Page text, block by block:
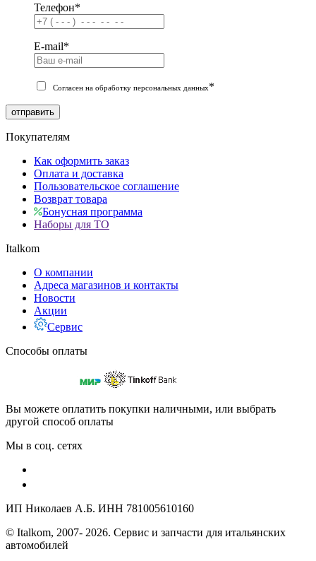
Телефон*
E-mail*
Согласен на обработку персональных данных*
отправить
Покупателям
Как оформить заказ
Оплата и доставка
Пользовательское соглашение
Возврат товара
Бонусная программа
Наборы для ТО
Italkom
О компании
Адреса магазинов и контакты
Новости
Акции
Сервис
Способы оплаты
Вы можете оплатить покупки наличными, или выбрать
другой способ оплаты
Мы в соц. сетях
ИП Николаев А.Б. ИНН 781005610160
© Italkom, 2007- 2026. Сервис и запчасти для итальянских
автомобилей